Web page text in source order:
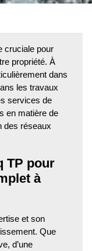
cruciale pour
propriété. À
dans
les travaux
services de
en matière de
des réseaux
TP pour
à
et son
Que
d’une